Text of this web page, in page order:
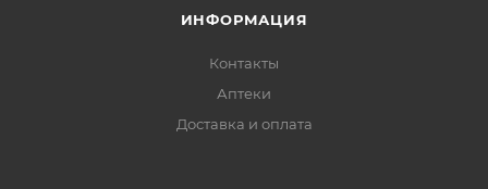
ИНФОРМАЦИЯ
Контакты
Аптеки
Доставка и оплата